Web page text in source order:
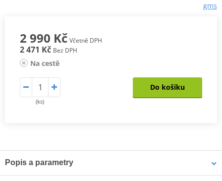
gms
2 990 Kč Včetně DPH
2 471 Kč Bez DPH
Na cestě
(ks)
Do košíku
Popis a parametry